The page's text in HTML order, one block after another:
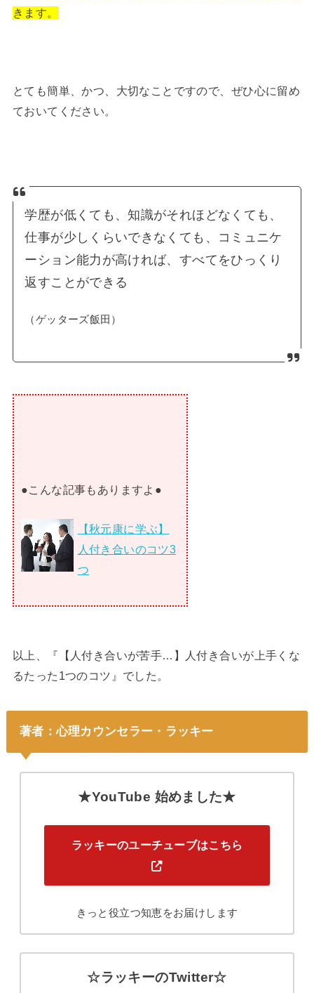
きます。
とても簡単、かつ、大切なことですので、ぜひ心に留め
ておいてください。
学歴が低くても、知識がそれほどなくても、
仕事が少しくらいできなくても、コミュニケ
ーション能力が高ければ、すべてをひっくり
返すことができる
（ゲッターズ飯田）
●こんな記事もありますよ●
【秋元康に学ぶ】
人付き合いのコツ3
つ
以上、『【人付き合いが苦手…】人付き合いが上手くな
るたった1つのコツ』でした。
著者：心理カウンセラー・ラッキー
★YouTube 始めました★
ラッキーのユーチューブはこちら
きっと役立つ知恵をお届けします
☆ラッキーのTwitter☆